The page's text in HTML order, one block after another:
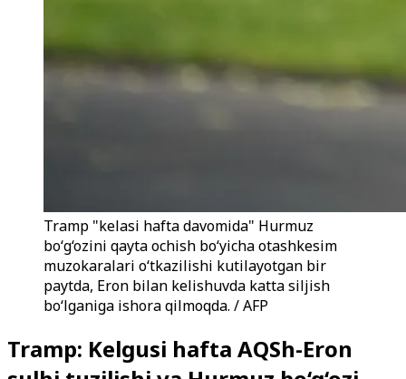
Tramp "kelasi hafta davomida" Hurmuz
bo‘g‘ozini qayta ochish bo‘yicha otashkesim
muzokaralari o‘tkazilishi kutilayotgan bir
paytda, Eron bilan kelishuvda katta siljish
bo‘lganiga ishora qilmoqda. / AFP
Tramp: Kelgusi hafta AQSh-Eron